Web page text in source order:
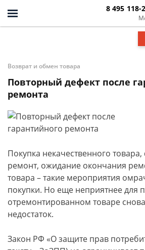
8 495 118-
Возврат и обмен товара
Повторный дефект после
ремонта
Покупка некачественного товара,
ремонт, ожидание окончания
товара – такие мероприятия
покупки. Но еще неприятнее для
отремонтированном товаре
недостаток.
Закон РФ «О защите прав